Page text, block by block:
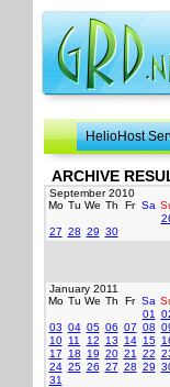
HelioHost
ARCHIVE
September 2010
Mo Tu We Th Fr Sa
27 28 29 30
January 2011
Mo Tu We Th Fr Sa
01
03 04 05 06 07 08
10 11 12 13 14 15
17
18 19 20 21 22
24 25 26 27 28 29
31